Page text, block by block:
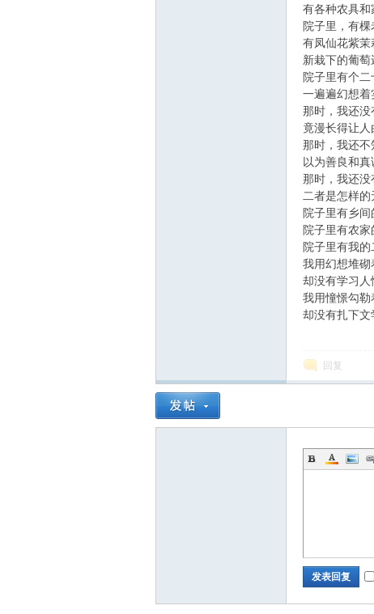
有各种农具和
院子里，有棵
有凤仙花紫茉
新栽下的葡萄
院子里有个
一遍遍幻想
那时，我还没
竟漫长得让
那时，我还不
以为善良和
那时，我还
二者是怎样
院子里有乡间
院子里有农家
院子里有我的
我用幻想堆
却没有学习人
我用憧憬勾勒
却没有扎下文
回复
发表回复